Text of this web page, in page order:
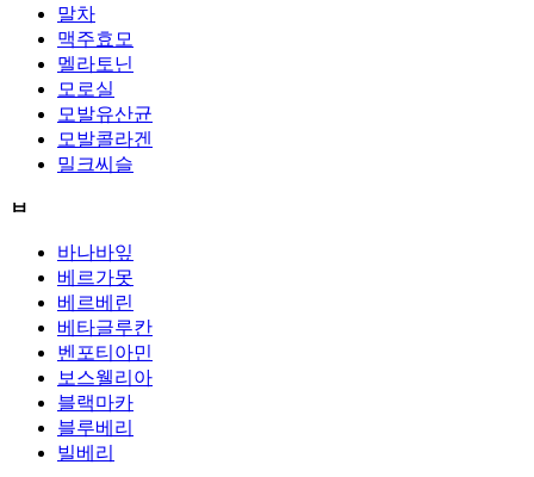
말차
맥주효모
멜라토닌
모로실
모발유산균
모발콜라겐
밀크씨슬
ㅂ
바나바잎
베르가못
베르베린
베타글루칸
벤포티아민
보스웰리아
블랙마카
블루베리
빌베리